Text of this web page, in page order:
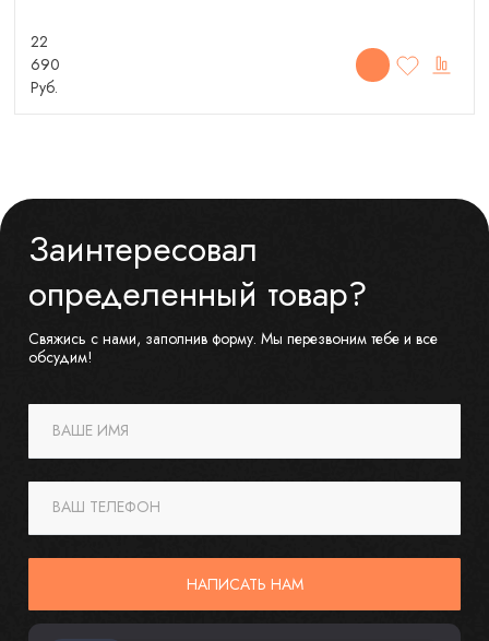
22
690
Руб.
Заинтересовал
определенный товар?
Свяжись с нами, заполнив форму. Мы перезвоним тебе и все
обсудим!
ВАШЕ ИМЯ
ВАШ ТЕЛЕФОН
НАПИСАТЬ НАМ